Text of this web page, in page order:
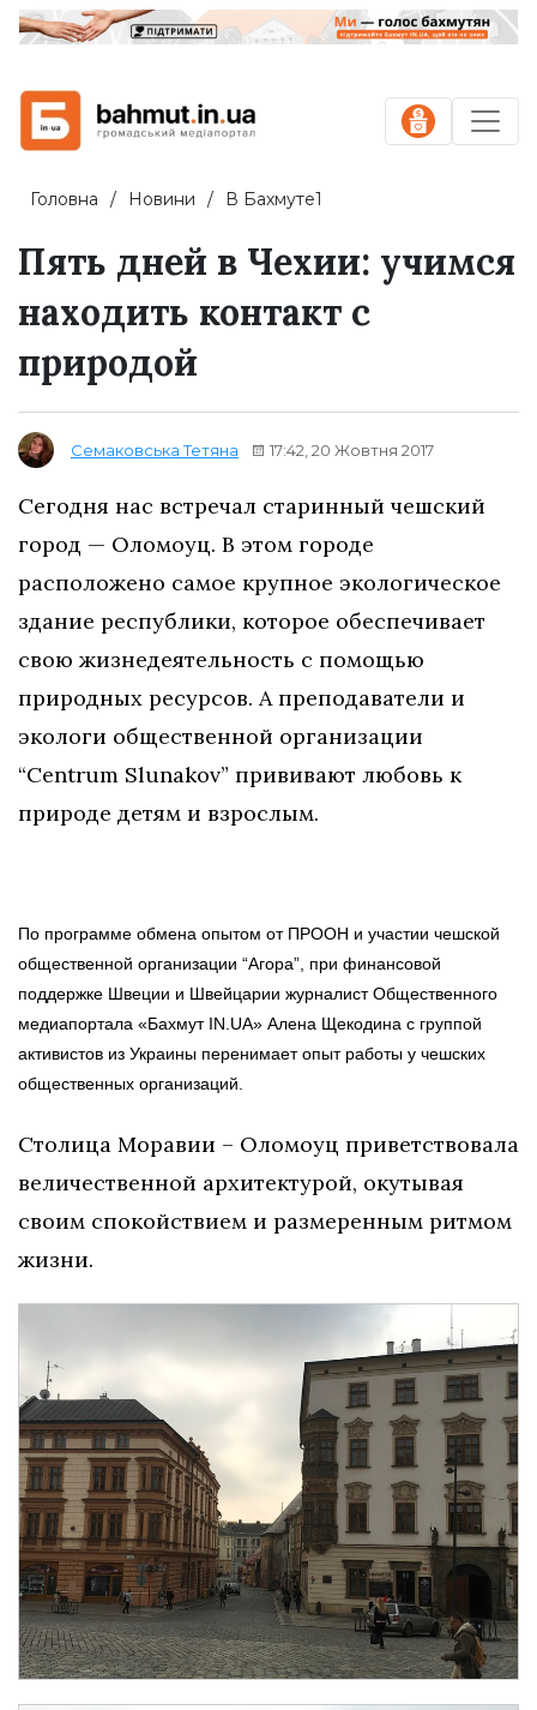
Головна Новини В Бахмуте1
Пять дней в Чехии: учимся
находить контакт с
природой
Семаковська Тетяна 17:42, 20 Жовтня 2017
Сегодня нас встречал старинный чешский
город — Оломоуц. В этом городе
расположено самое крупное экологическое
здание республики, которое обеспечивает
свою жизнедеятельность с помощью
природных ресурсов. А преподаватели и
экологи общественной организации
“Centrum Slunakov” прививают любовь к
природе детям и взрослым.
По программе обмена опытом от ПРООН и участии чешской
общественной организации “Агора”, при финансовой
поддержке Швеции и Швейцарии журналист Общественного
медиапортала «Бахмут IN.UA» Алена Щекодина с группой
активистов из Украины перенимает опыт работы у чешских
общественных организаций.
Столица Моравии – Оломоуц приветствовала
величественной архитектурой, окутывая
своим спокойствием и размеренным ритмом
жизни.